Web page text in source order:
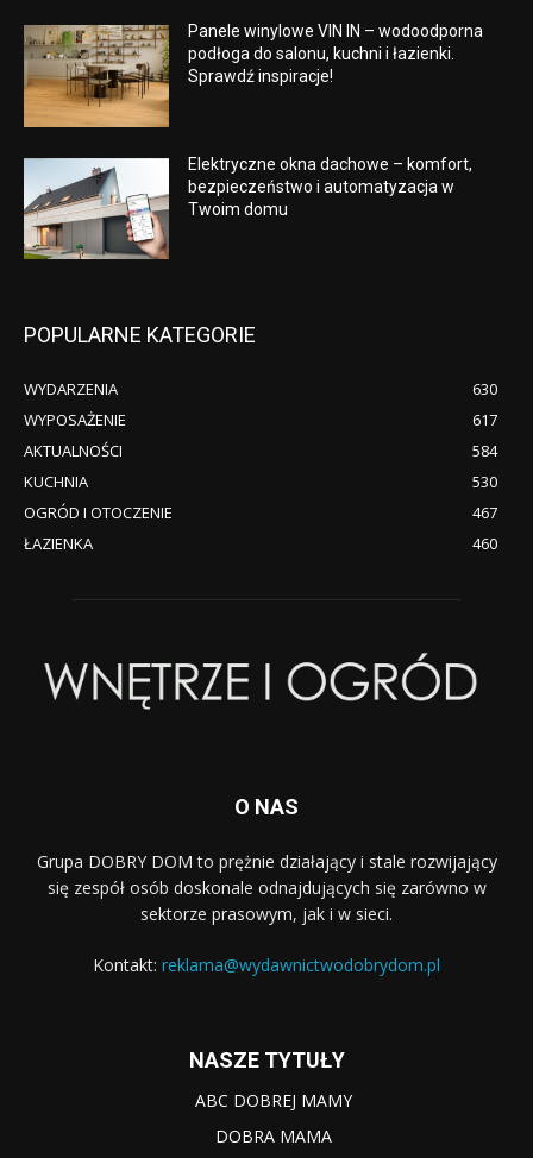
Panele winylowe VIN IN – wodoodporna
podłoga do salonu, kuchni i łazienki.
Sprawdź inspiracje!
Elektryczne okna dachowe – komfort,
bezpieczeństwo i automatyzacja w
Twoim domu
POPULARNE KATEGORIE
WYDARZENIA
630
WYPOSAŻENIE
617
AKTUALNOŚCI
584
KUCHNIA
530
OGRÓD I OTOCZENIE
467
ŁAZIENKA
460
O NAS
Grupa DOBRY DOM to prężnie działający i stale rozwijający
się zespół osób doskonale odnajdujących się zarówno w
sektorze prasowym, jak i w sieci.
Kontakt: reklama@wydawnictwodobrydom.pl
NASZE TYTUŁY
ABC DOBREJ MAMY
DOBRA MAMA